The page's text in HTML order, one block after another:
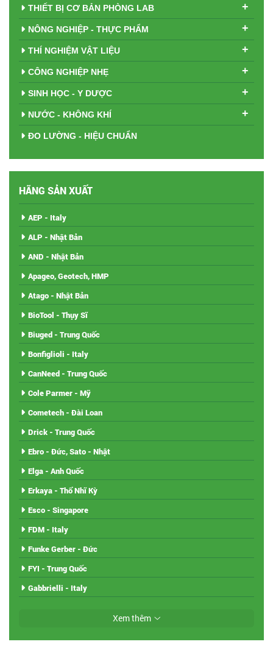
THIẾT BỊ CƠ BẢN PHÒNG LAB +
NÔNG NGHIỆP - THỰC PHẨM +
THÍ NGHIỆM VẬT LIỆU +
CÔNG NGHIỆP NHẸ +
SINH HỌC - Y DƯỢC +
NƯỚC - KHÔNG KHÍ +
ĐO LƯỜNG - HIỆU CHUẨN
HÃNG SẢN XUẤT
AEP - Italy
ALP - Nhật Bản
AND - Nhật Bản
Apageo, Geotech, HMP
Atago - Nhật Bản
BioTool - Thụy Sĩ
Biuged - Trung Quốc
Bonfiglioli - Italy
CanNeed - Trung Quốc
Cole Parmer - Mỹ
Cometech - Đài Loan
Drick - Trung Quốc
Ebro - Đức, Sato - Nhật
Elga - Anh Quốc
Erkaya - Thổ Nhĩ Kỳ
Esco - Singapore
FDM - Italy
Funke Gerber - Đức
FYI - Trung Quốc
Gabbrielli - Italy
Xem thêm